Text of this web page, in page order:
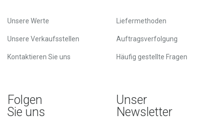
Unsere Werte
Unsere Verkaufsstellen
Kontaktieren Sie uns
Liefermethoden
Auftragsverfolgung
Häufig gestellte Fragen
Folgen
Sie uns
Unser
Newsletter